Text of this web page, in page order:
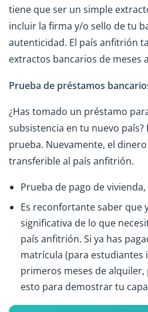
tiene que ser un simple
incluir la firma y/o sello de tu
autenticidad. El país anfitrión
extractos bancarios de meses
Prueba de préstamos
¿Has tomado un préstamo
subsistencia en tu nuevo país?
prueba. Nuevamente, el
transferible al país anfitrión.
Prueba de pago de
Es reconfortante saber que
significativa de lo que
país anfitrión. Si ya has
matrícula (para estudiantes
primeros meses de
esto para demostrar tu